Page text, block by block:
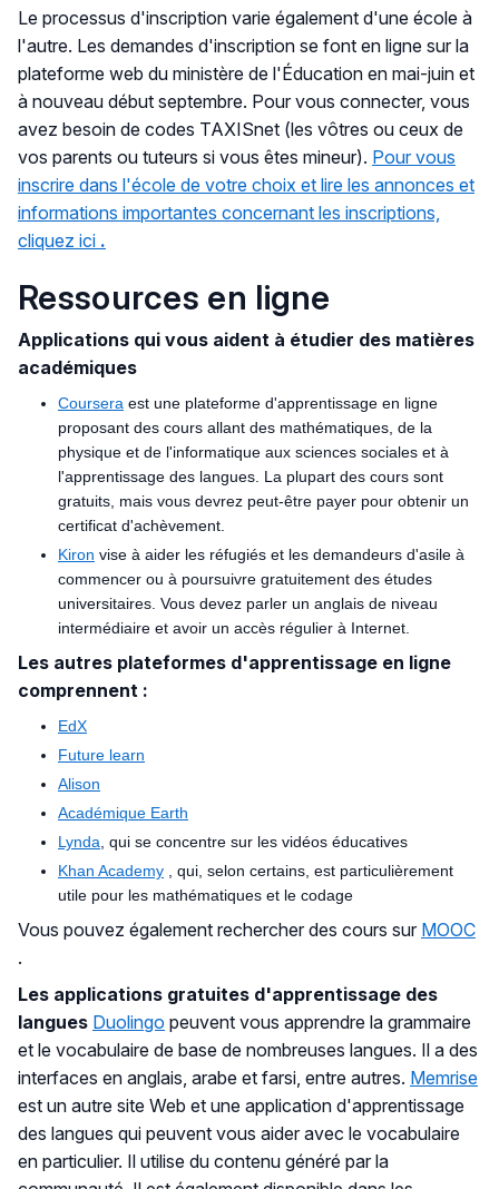
Le processus d'inscription varie également d'une école à
l'autre. Les demandes d'inscription se font en ligne sur la
plateforme web du ministère de l'Éducation en mai-juin et
à nouveau début septembre. Pour vous connecter, vous
avez besoin de codes TAXISnet (les vôtres ou ceux de
vos parents ou tuteurs si vous êtes mineur). Pour vous
inscrire dans l'école de votre choix et lire les annonces et
informations importantes concernant les inscriptions,
cliquez ici .
Ressources en ligne
Applications qui vous aident à étudier des matières
académiques
Coursera est une plateforme d'apprentissage en ligne
proposant des cours allant des mathématiques, de la
physique et de l'informatique aux sciences sociales et à
l'apprentissage des langues. La plupart des cours sont
gratuits, mais vous devrez peut-être payer pour obtenir un
certificat d'achèvement.
Kiron vise à aider les réfugiés et les demandeurs d'asile à
commencer ou à poursuivre gratuitement des études
universitaires. Vous devez parler un anglais de niveau
intermédiaire et avoir un accès régulier à Internet.
Les autres plateformes d'apprentissage en ligne
comprennent :
EdX
Future learn
Alison
Académique Earth
Lynda, qui se concentre sur les vidéos éducatives
Khan Academy , qui, selon certains, est particulièrement
utile pour les mathématiques et le codage
Vous pouvez également rechercher des cours sur MOOC
.
Les applications gratuites d'apprentissage des
langues Duolingo peuvent vous apprendre la grammaire
et le vocabulaire de base de nombreuses langues. Il a des
interfaces en anglais, arabe et farsi, entre autres. Memrise
est un autre site Web et une application d'apprentissage
des langues qui peuvent vous aider avec le vocabulaire
en particulier. Il utilise du contenu généré par la